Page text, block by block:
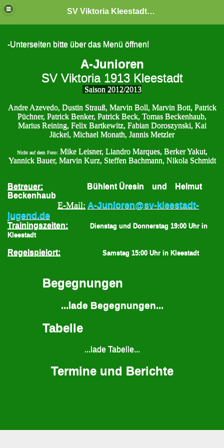
SV Viktoria Kleestadt "Jugendabteilung"
-Unterseiten bitte über das Menü öffnen!
A-Junioren
SV Viktoria 1913 Kleestadt
Saison 2012/2013
Andre Azevedo, Dustin Strauß, Marvin Boll, Marvin Bott, Patrick
Püchner, Patrick Benker, Patrick Beck, Tomas Beckenhaub,
Marius Reining, Felix Bartkewitz, Fabian Doroszynski, Kai
Jäckel, Michael Monath, Jannis Metzler
Nicht auf dem Foto: Mike Leisner, Liandro Marques, Berker Yakut,
Yannick Bauer, Marvin Kurz, Steffen Bachmann, Nikola Schmidt
Betreuer:
Bühlent Üresin und Helmut
Beckenhaub
E-Mail: A-Junioren@sv-kleestadt-
jugend.de
Trainingszeiten:
Dienstag und Donnerstag 19:00 Uhr in
Kleestadt
Regelspielort: Samstag 15:00 Uhr in Kleestadt
Begegnungen
...lade Begegnungen...
Tabelle
...lade Tabelle...
Termine und Berichte